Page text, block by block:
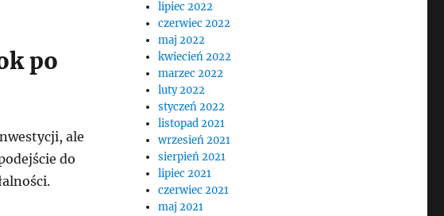
po
ale
do
lipiec 2022
czerwiec 2022
maj 2022
kwiecień 2022
marzec 2022
luty 2022
styczeń 2022
listopad 2021
wrzesień 2021
sierpień 2021
lipiec 2021
czerwiec 2021
maj 2021